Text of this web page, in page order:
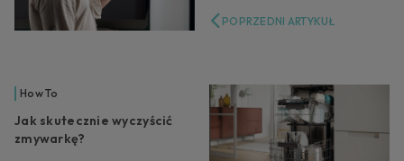
POPRZEDNI ARTYKUŁ
How To
Jak skutecznie wyczyścić
zmywarkę?